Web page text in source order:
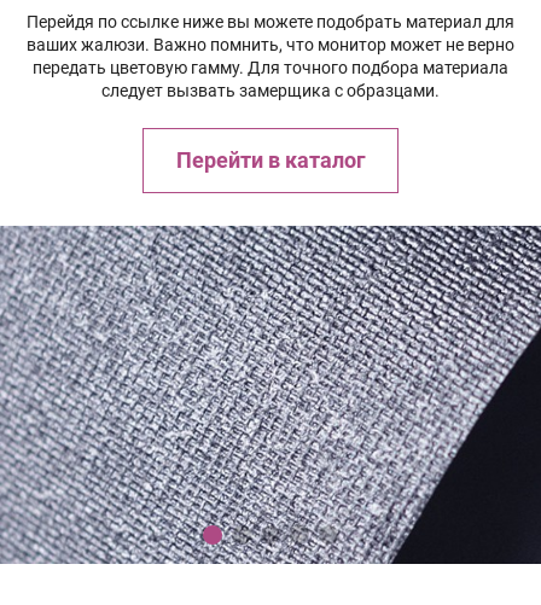
Перейдя по ссылке ниже вы можете подобрать материал для
ваших жалюзи. Важно помнить, что монитор может не верно
передать цветовую гамму. Для точного подбора материала
следует вызвать замерщика с образцами.
Перейти в каталог